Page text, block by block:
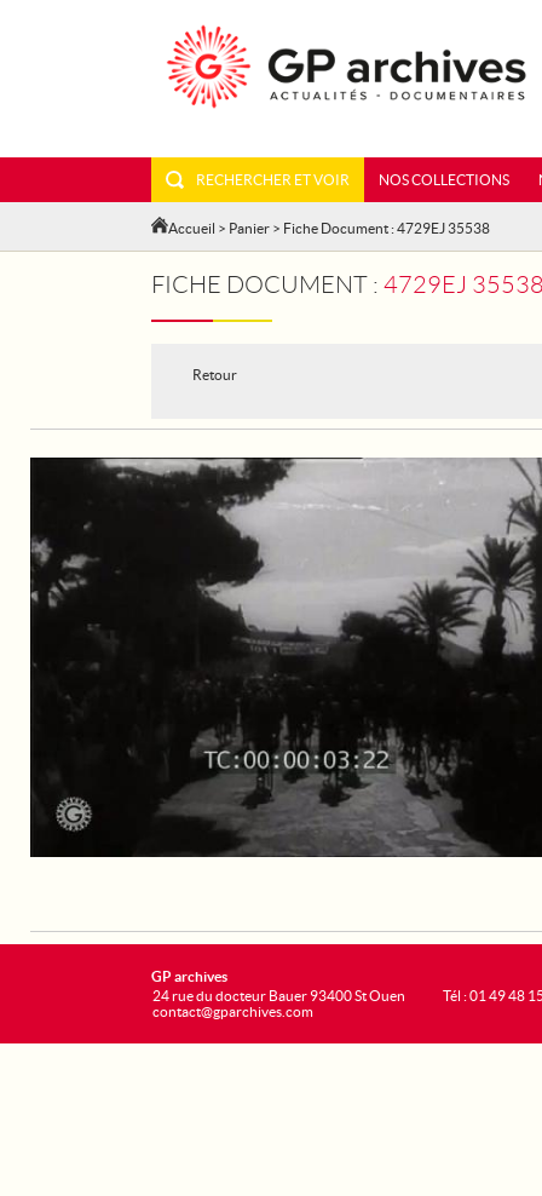
RECHERCHER ET VOIR NOS COLLECTIONS
Accueil > Panier > Fiche Document : 4729EJ 35538
FICHE DOCUMENT : 4729EJ 35538
Retour
GP archives
24 rue du docteur Bauer 93400 St Ouen
contact@gparchives.com
Tél : 01 49 48